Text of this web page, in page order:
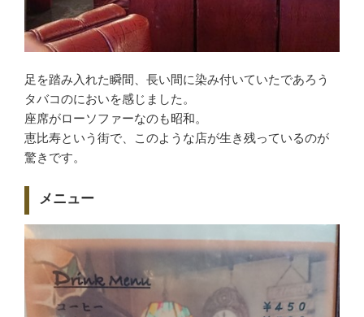
足を踏み入れた瞬間、長い間に染み付いていたであろう
タバコのにおいを感じました。
座席がローソファーなのも昭和。
恵比寿という街で、このような店が生き残っているのが
驚きです。
メニュー